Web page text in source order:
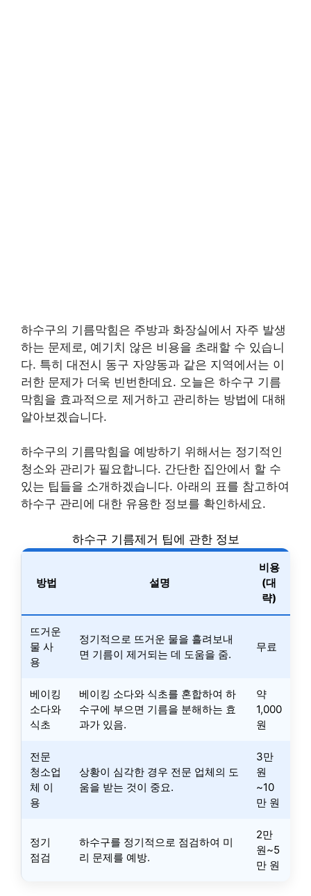
하수구의 기름막힘은 주방과 화장실에서 자주 발생
하는 문제로, 예기치 않은 비용을 초래할 수 있습니
다. 특히 대전시 동구 자양동과 같은 지역에서는 이
러한 문제가 더욱 빈번한데요. 오늘은 하수구 기름
막힘을 효과적으로 제거하고 관리하는 방법에 대해
알아보겠습니다.
하수구의 기름막힘을 예방하기 위해서는 정기적인
청소와 관리가 필요합니다. 간단한 집안에서 할 수
있는 팁들을 소개하겠습니다. 아래의 표를 참고하여
하수구 관리에 대한 유용한 정보를 확인하세요.
하수구 기름제거 팁에 관한 정보
방법 설명
비용
(대
략)
뜨거운
물 사
용
정기적으로 뜨거운 물을 흘려보내
면 기름이 제거되는 데 도움을 줌.
무료
베이킹
소다와
식초
베이킹 소다와 식초를 혼합하여 하
수구에 부으면 기름을 분해하는 효
과가 있음.
약
1,000
원
전문
청소업
체 이
용
상황이 심각한 경우 전문 업체의 도
움을 받는 것이 중요.
3만
원
~10
만 원
정기
점검
하수구를 정기적으로 점검하여 미
리 문제를 예방.
2만
원~5
만 원